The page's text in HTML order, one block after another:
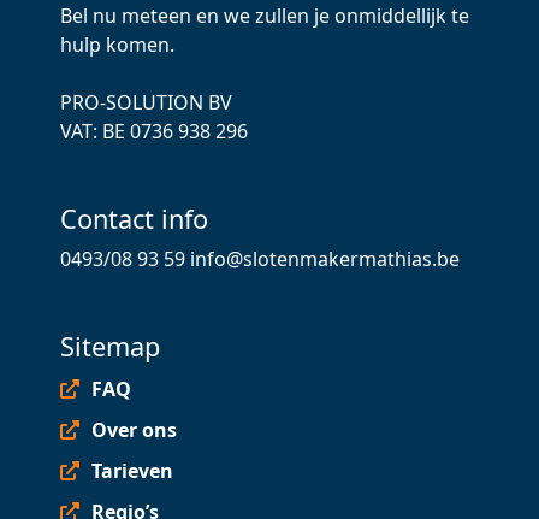
Bel nu meteen en we zullen je onmiddellijk te
hulp komen.
PRO-SOLUTION BV
VAT: ВЕ 0736 938 296
Contact info
0493/08 93 59 info@slotenmakermathias.be
Sitemap
FAQ
Over ons
Tarieven
Regio’s